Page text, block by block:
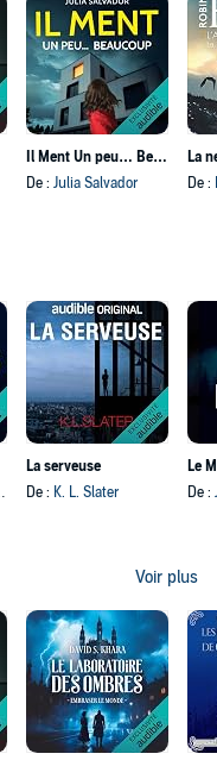
Il Ment Un peu… Beaucoup
De : Julia Salvador
La
De :
La serveuse
De : K. L. Slater
Le
De :
Voir plus